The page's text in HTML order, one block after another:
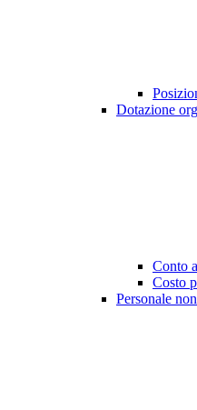
Dotazione
Conto
Costo
Personale